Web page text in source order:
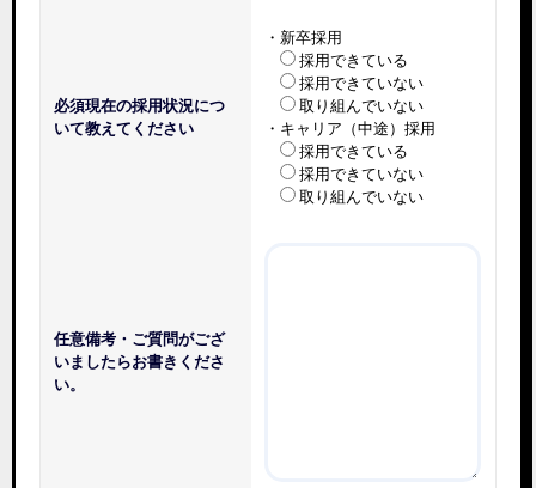
必須現在の採用状況につ
いて教えてください
・新卒採用
採用できている
採用できていない
取り組んでいない
・キャリア（中途）採用
採用できている
採用できていない
取り組んでいない
任意備考・ご質問がござ
いましたらお書きくださ
い。